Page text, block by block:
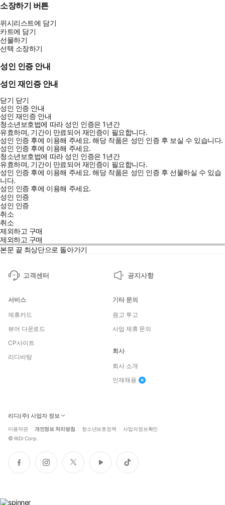
소장하기 버튼
위시리스트에 담기
카트에 담기
선물하기
선택 소장하기
성인 인증 안내
성인 재인증 안내
닫기 닫기
성인 인증 안내
성인 재인증 안내
청소년보호법에 따라 성인 인증은 1년간
유효하며, 기간이 만료되어 재인증이 필요합니다.
성인 인증 후에 이용해 주세요.해당 작품은 성인 인증 후 보실 수 있습니다.
성인 인증 후에 이용해 주세요.
청소년보호법에 따라 성인 인증은 1년간
유효하며, 기간이 만료되어 재인증이 필요합니다.
성인 인증 후에 이용해 주세요.해당 작품은 성인 인증 후 선물하실 수 있습
니다.
성인 인증 후에 이용해 주세요.
성인 인증
성인 인증
취소
취소
제외하고 구매
제외하고 구매
본문 끝 최상단으로 돌아가기
고객센터 공지사항
서비스
제휴카드
뷰어 다운로드
CP사이트
리디바탕
기타 문의
원고 투고
사업 제휴 문의
회사
회사 소개
인재채용
리디(주) 사업자 정보
이용약관 개인정보 처리방침 청소년보호정책 사업자정보확인
© RIDI Corp.
페
이
인
스
트
위
유
튜
틱
톡